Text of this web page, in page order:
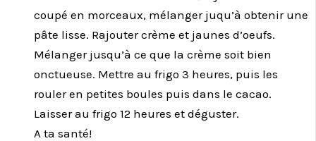
coupé en morceaux, mélanger juqu’à obtenir une
pâte lisse. Rajouter crème et jaunes d’oeufs.
Mélanger jusqu’à ce que la crème soit bien
onctueuse. Mettre au frigo 3 heures, puis les
rouler en petites boules puis dans le cacao.
Laisser au frigo 12 heures et déguster.
A ta santé!